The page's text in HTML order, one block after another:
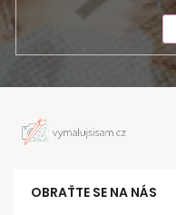
OBRAŤTE SE NA NÁS